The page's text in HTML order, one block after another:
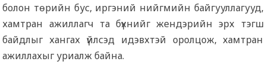
болон төрийн бус, иргэний нийгмийн байгууллагууд,
хамтран ажиллагч та бүхнийг жендэрийн эрх тэгш
байдлыг хангах үйлсэд идэвхтэй оролцож, хамтран
ажиллахыг уриалж байна.